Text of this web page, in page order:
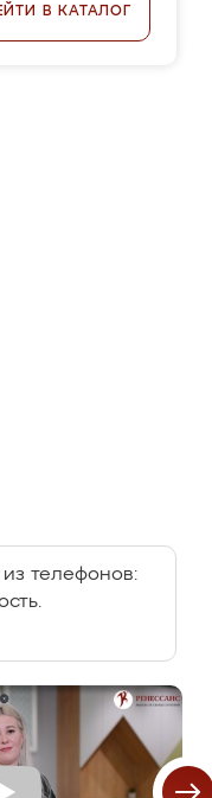
В КАТАЛОГ
телефонов: